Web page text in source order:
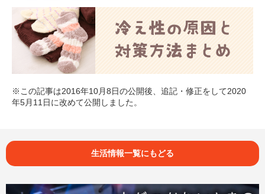
※この記事は2016年10月8日の公開後、追記・修正をして2020
年5月11日に改めて公開しました。
生活情報一覧にもどる